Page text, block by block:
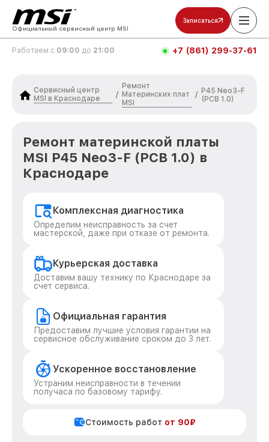
Официальный сервисный центр MSI
Записаться
Работаем с 09:00 до 21:00 +7 (861) 299-37-61
Сервисный центр
MSI в Краснодаре
/
Ремонт
Материнских плат
MSI
/ P45 Neo3-F
(PCB 1.0)
Ремонт материнской платы
MSI P45 Neo3-F (PCB 1.0) в
Краснодаре
Комплексная диагностика
Определим неисправность за счет
мастерской, даже при отказе от ремонта.
Курьерская доставка
Доставим вашу технику по Краснодаре за
счет сервиса.
Официальная гарантия
Предоставим лучшие условия гарантии на
сервисное обслуживание сроком до 3 лет.
Ускоренное восстановление
Устраним неисправности в течении
получаса по базовому тарифу.
Стоимость работ от 90₽